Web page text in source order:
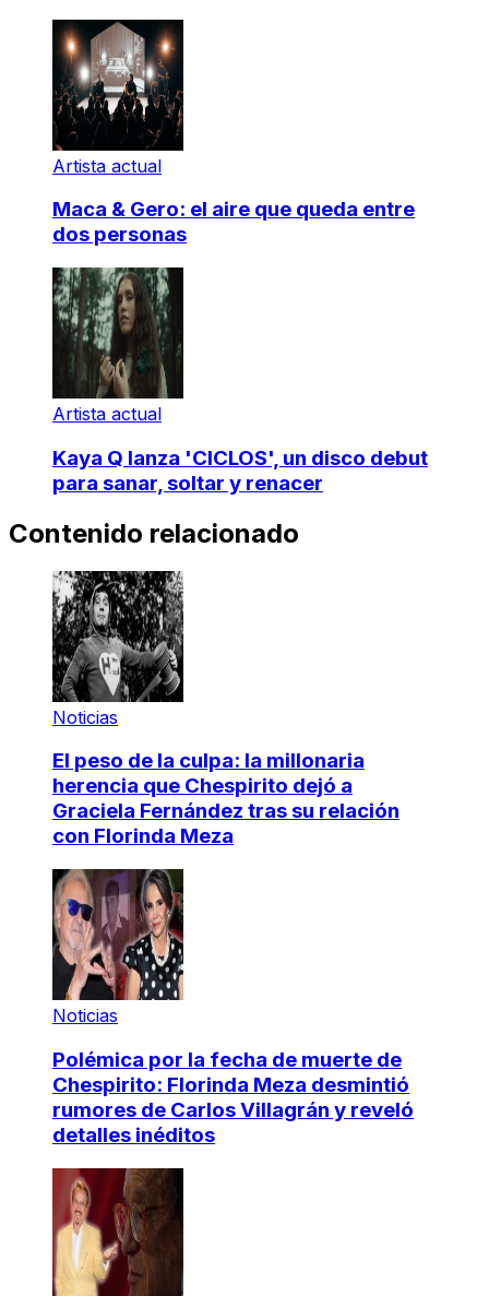
Artista actual
Maca & Gero: el aire que queda entre
dos personas
Artista actual
Kaya Q lanza 'CICLOS', un disco debut
para sanar, soltar y renacer
Contenido relacionado
Noticias
El peso de la culpa: la millonaria
herencia que Chespirito dejó a
Graciela Fernández tras su relación
con Florinda Meza
Noticias
Polémica por la fecha de muerte de
Chespirito: Florinda Meza desmintió
rumores de Carlos Villagrán y reveló
detalles inéditos